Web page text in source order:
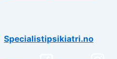
Specialistipsikiatri.no